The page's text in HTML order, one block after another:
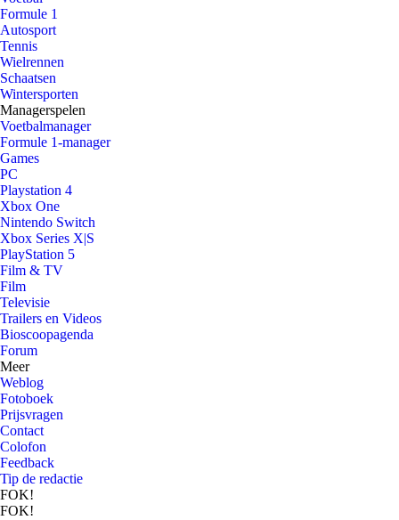
Formule 1
Autosport
Tennis
Wielrennen
Schaatsen
Wintersporten
Managerspelen
Voetbalmanager
Formule 1-manager
Games
PC
Playstation 4
Xbox One
Nintendo Switch
Xbox Series X|S
PlayStation 5
Film & TV
Film
Televisie
Trailers en Videos
Bioscoopagenda
Forum
Meer
Weblog
Fotoboek
Prijsvragen
Contact
Colofon
Feedback
Tip de redactie
FOK!
FOK!